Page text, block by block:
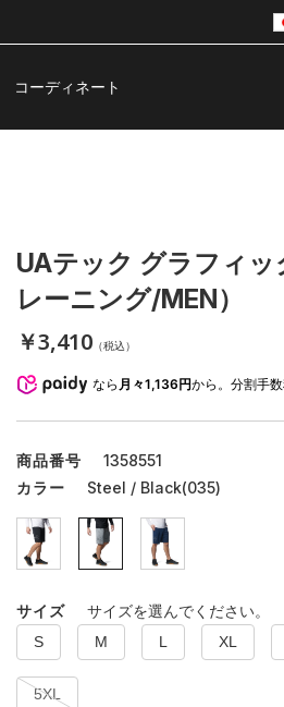
コーディネート
UAテック グラフィッ
レーニング/MEN）
￥3,410 （税込）
なら 月々1,136円から。分割手
商品番号
1358551
カラー
Steel / Black(035)
サイズ サイズを選んでください。
S M L XL
5XL